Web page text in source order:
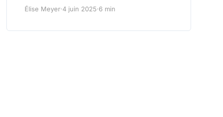
Élise Meyer·4 juin 2025·6 min